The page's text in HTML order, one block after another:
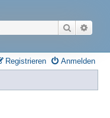
Suche
Anmelden
Registrieren